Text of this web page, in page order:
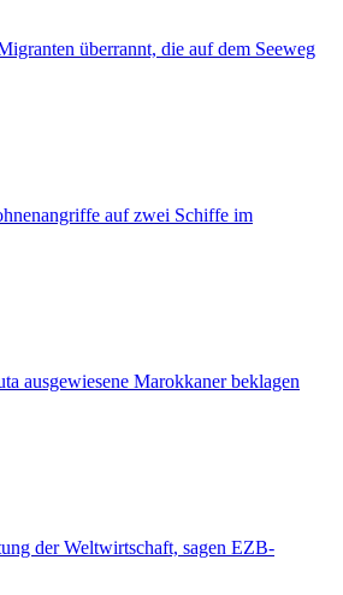
überrannt, die auf dem Seeweg
auf zwei Schiffe im
ausgewiesene Marokkaner beklagen
der Weltwirtschaft, sagen EZB-